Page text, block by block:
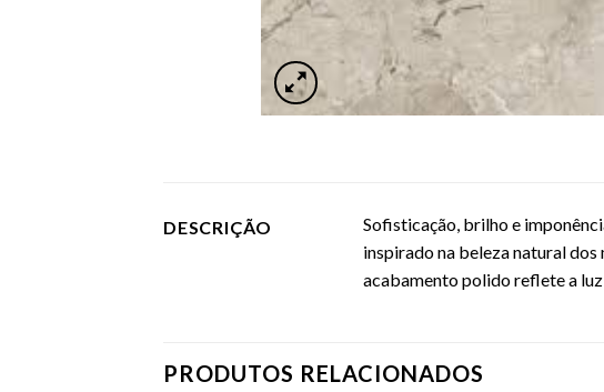
DESCRIÇÃO Sofisticação, brilho e
inspirado na beleza natural
acabamento polido reflete a
PRODUTOS RELACIONADOS